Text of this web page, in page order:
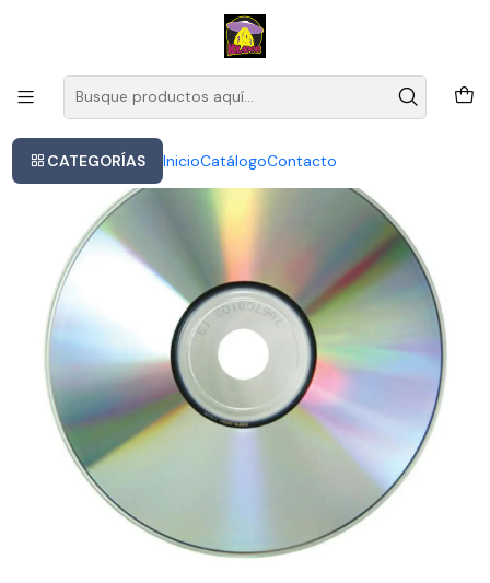
CATEGORÍAS InicioCatálogoContacto
Este es el texto del slide